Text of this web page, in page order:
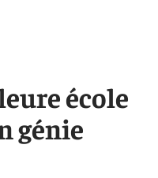
école
génie